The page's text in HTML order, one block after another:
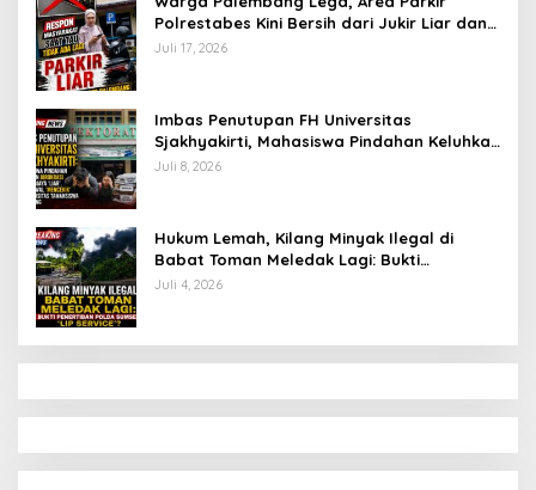
Polrestabes Kini Bersih dari Jukir Liar dan
Gratis
Juli 17, 2026
Imbas Penutupan FH Universitas
Sjakhyakirti, Mahasiswa Pindahan Keluhkan
Birokrasi Ruwet di Universitas Tamansiswa
Juli 8, 2026
Hukum Lemah, Kilang Minyak Ilegal di
Babat Toman Meledak Lagi: Bukti
Penertiban Polda Sumsel Hanya ‘Lip
Juli 4, 2026